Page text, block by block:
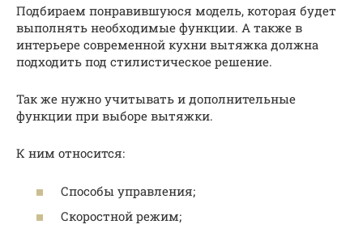
Подбираем понравившуюся модель, которая будет
выполнять необходимые функции. А также в
интерьере современной кухни вытяжка должна
подходить под стилистическое решение.
Так же нужно учитывать и дополнительные
функции при выборе вытяжки.
К ним относится:
Способы управления;
Скоростной режим;